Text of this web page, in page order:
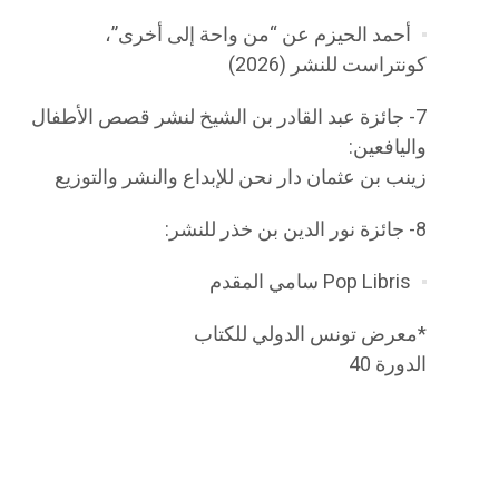
أحمد الحيزم عن “من واحة إلى أخرى”،
كونتراست للنشر (2026)
7- جائزة عبد القادر بن الشيخ لنشر قصص الأطفال
واليافعين:
زينب بن عثمان دار نحن للإبداع والنشر والتوزيع
8- جائزة نور الدين بن خذر للنشر:
Pop Libris سامي المقدم
*معرض تونس الدولي للكتاب
الدورة 40